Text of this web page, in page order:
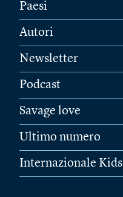
Paesi
Autori
Newsletter
Podcast
Savage love
Ultimo numero
Internazionale Kids